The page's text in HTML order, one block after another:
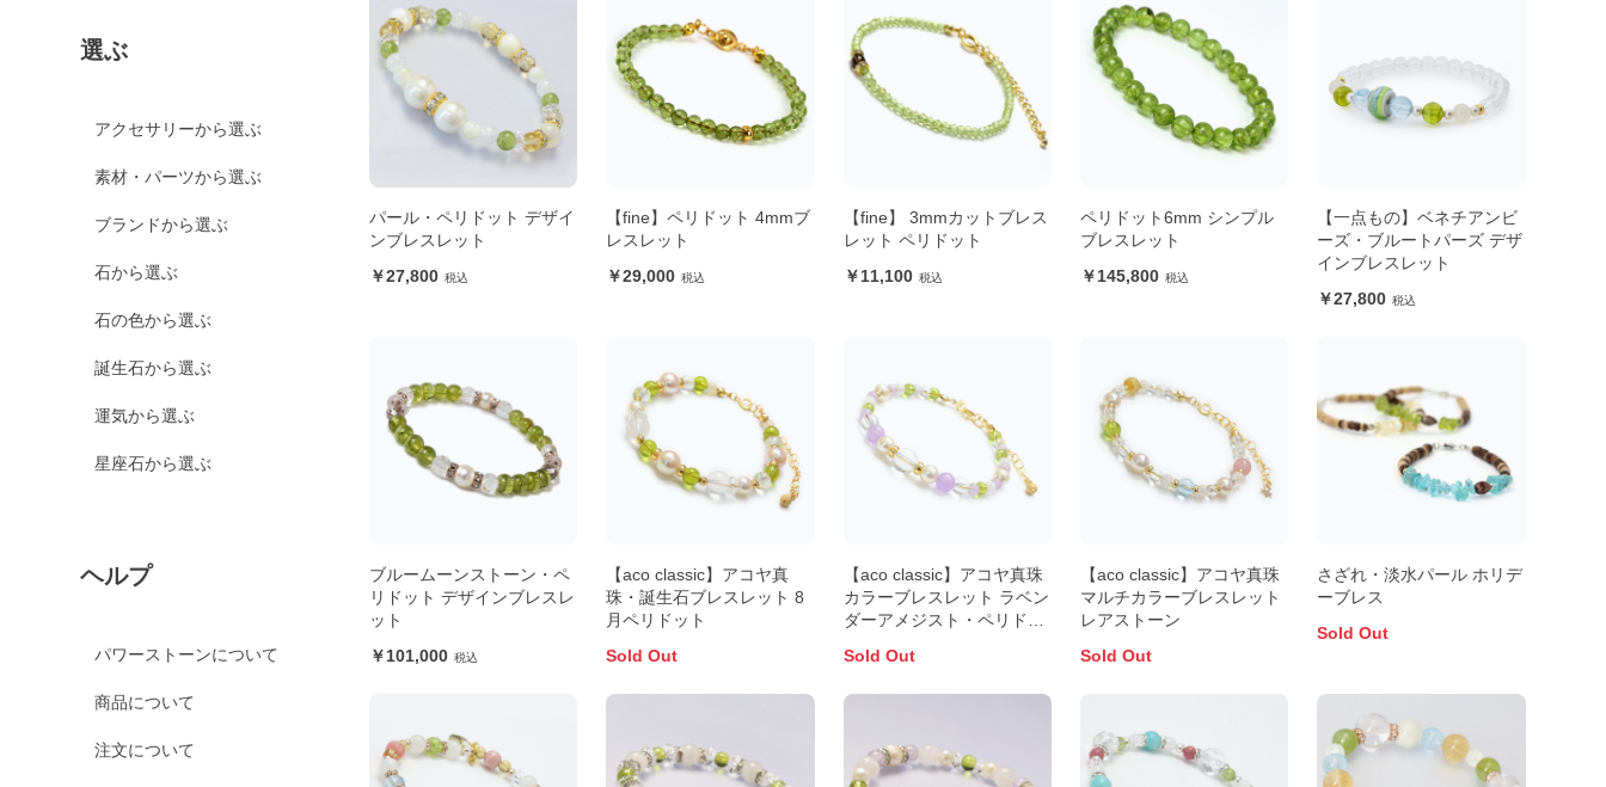
選ぶ
アクセサリーから選ぶ
素材・パーツから選ぶ
ブランドから選ぶ
石から選ぶ
石の色から選ぶ
誕生石から選ぶ
運気から選ぶ
星座石から選ぶ
ヘルプ
パワーストーンについて
商品について
注文について
パール・ペリドット デザイ
ンブレスレット
27,800
【fine】ペリドット 4mmブ
レスレット
29,000
【fine】 3mmカットブレス
レット ペリドット
11,100
ペリドット6mm シンプル
ブレスレット
145,800
【一点もの】ベネチアンビ
ーズ・ブルートパーズ デザ
インブレスレット
27,800
ブルームーンストーン・ペ
リドット デザインブレスレ
ット
101,000
【aco classic】アコヤ真
珠・誕生石ブレスレット 8
月ペリドット
Sold Out
【aco classic】アコヤ真珠
カラーブレスレット ラベン
ダーアメジスト・ペリドッ
Sold Out
【aco classic】アコヤ真珠
マルチカラーブレスレット
レアストーン
Sold Out
さざれ・淡水パール ホリデ
ーブレス
Sold Out